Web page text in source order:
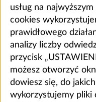
usług na
cookies
prawidłowego
analizy liczby
przycisk
możesz otworzyć
dowiesz się, do
wykorzystujemy pliki